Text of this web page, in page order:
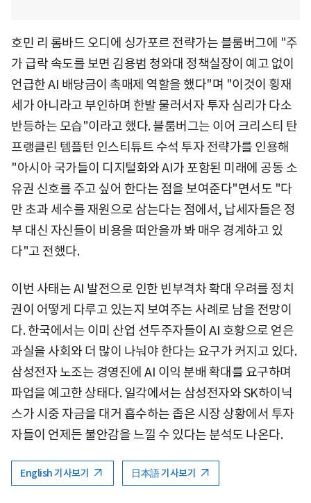
호민 리 롬바드 오디에 싱가포르 전략가는 블룸버그에 "주
가 급락 속도를 보면 김용범 청와대 정책실장이 예고 없이
언급한 AI 배당금이 촉매제 역할을 했다"며 "이것이 횡재
세가 아니라고 부인하며 한발 물러서자 투자 심리가 다소
반등하는 모습"이라고 했다. 블룸버그는 이어 크리스티 탄
프랭클린 템플턴 인스티튜트 수석 투자 전략가를 인용해
"아시아 국가들이 디지털화와 AI가 포함된 미래에 공동 소
유권 신호를 주고 싶어 한다는 점을 보여준다"면서도 "다
만 초과 세수를 재원으로 삼는다는 점에서, 납세자들은 정
부 대신 자신들이 비용을 떠안을까 봐 매우 경계하고 있
다"고 전했다.
이번 사태는 AI 발전으로 인한 빈부격차 확대 우려를 정치
권이 어떻게 다루고 있는지 보여주는 사례로 남을 전망이
다. 한국에서는 이미 산업 선두주자들이 AI 호황으로 얻은
과실을 사회와 더 많이 나눠야 한다는 요구가 커지고 있다.
삼성전자 노조는 경영진에 AI 이익 분배 확대를 요구하며
파업을 예고한 상태다. 일각에서는 삼성전자와 SK하이닉
스가 시중 자금을 대거 흡수하는 좁은 시장 상황에서 투자
자들이 언제든 불안감을 느낄 수 있다는 분석도 나온다.
English 기사보기 日本語 기사보기